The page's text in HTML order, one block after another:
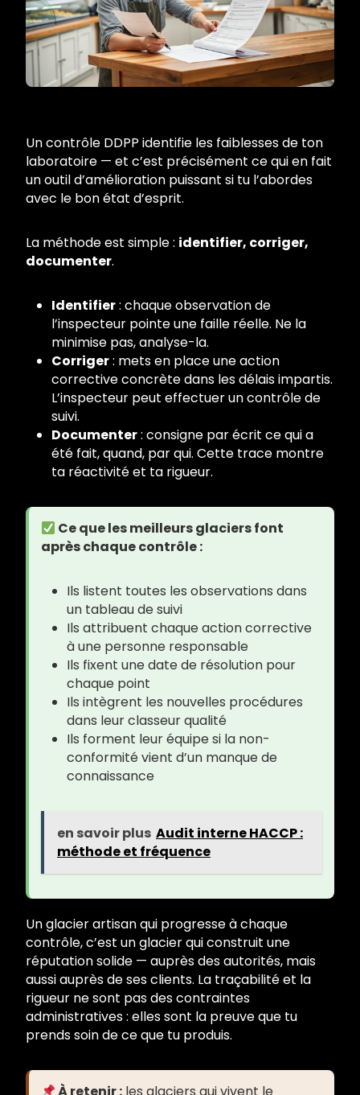
Un contrôle DDPP identifie les faiblesses de ton
laboratoire — et c’est précisément ce qui en fait
un outil d’amélioration puissant si tu l’abordes
avec le bon état d’esprit.
La méthode est simple : identifier, corriger,
documenter.
Identifier: chaque observation de
l’inspecteur pointe une faille réelle. Ne la
minimise pas, analyse-la.
Corriger: mets en place une action
corrective concrète dans les délais impartis.
L’inspecteur peut effectuer un contrôle de
suivi.
Documenter: consigne par écrit ce qui a
été fait, quand, par qui. Cette trace montre
ta réactivité et ta rigueur.
Ce que les meilleurs glaciers font
après chaque contrôle :
Ils listent toutes les observations dans
un tableau de suivi
Ils attribuent chaque action corrective
à une personne responsable
Ils fixent une date de résolution pour
chaque point
Ils intègrent les nouvelles procédures
dans leur classeur qualité
Ils forment leur équipe si la non-
conformité vient d’un manque de
connaissance
en savoir plus Audit interne HACCP :
méthode et fréquence
Un glacier artisan qui progresse à chaque
contrôle, c’est un glacier qui construit une
réputation solide — auprès des autorités, mais
aussi auprès de ses clients. La traçabilité et la
rigueur ne sont pas des contraintes
administratives : elles sont la preuve que tu
prends soin de ce que tu produis.